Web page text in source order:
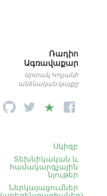
Ռադիո
Ագռավաքար
Արտակ Կոլյանի
անձնական կայքը
Սկիզբ
Տեխնիկական և
համակարգչային
նյութեր
Ներկայացումներ